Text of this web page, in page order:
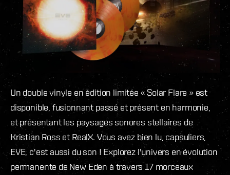
Un double vinyle en édition limitée « Solar Flare » est
disponible, fusionnant passé et présent en harmonie,
et présentant les paysages sonores stellaires de
Kristian Ross et RealX. Vous avez bien lu, capsuliers,
EVE, c'est aussi du son ! Explorez l'univers en évolution
permanente de New Eden à travers 17 morceaux